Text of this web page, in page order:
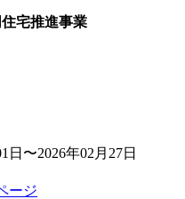
宅推進事業
日〜2026年02月27日
ージ